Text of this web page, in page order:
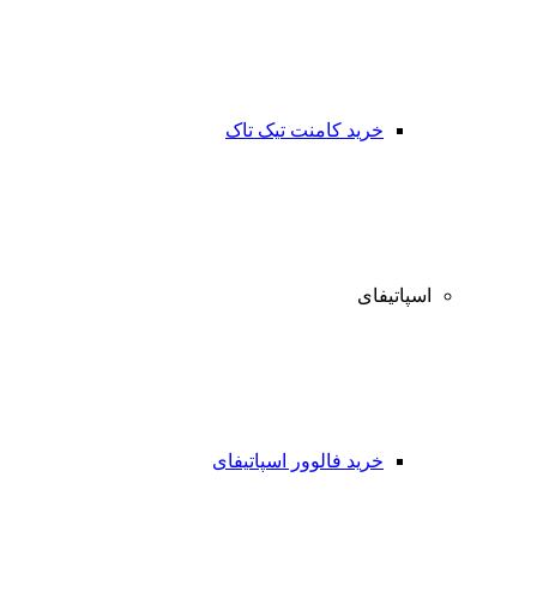
خرید کامنت تیک تاک
اسپاتیفای
خرید فالوور اسپاتیفای